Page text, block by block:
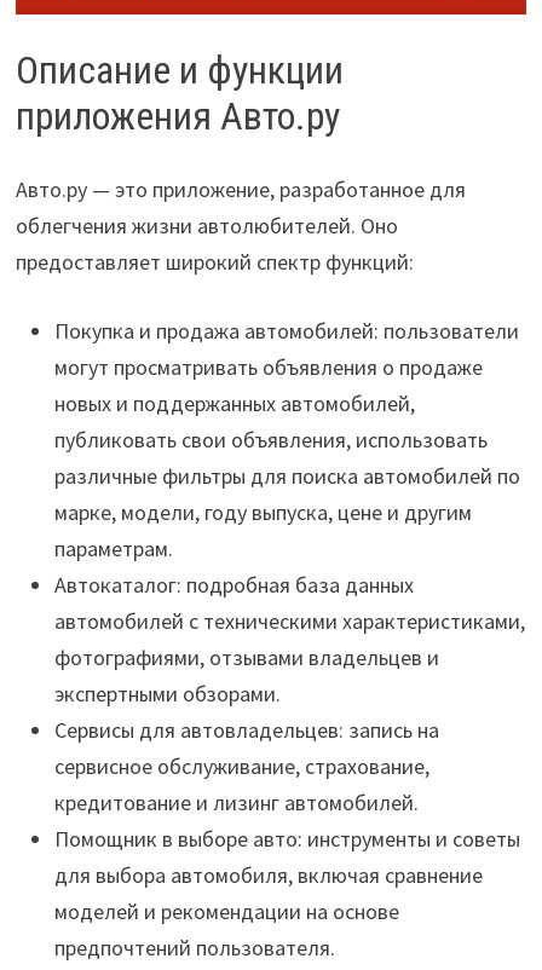
Описание и функции
приложения Авто.ру
Авто.ру — это приложение, разработанное для
облегчения жизни автолюбителей. Оно
предоставляет широкий спектр функций:
Покупка и продажа автомобилей: пользователи
могут просматривать объявления о продаже
новых и поддержанных автомобилей,
публиковать свои объявления, использовать
различные фильтры для поиска автомобилей по
марке, модели, году выпуска, цене и другим
параметрам.
Автокаталог: подробная база данных
автомобилей с техническими характеристиками,
фотографиями, отзывами владельцев и
экспертными обзорами.
Сервисы для автовладельцев: запись на
сервисное обслуживание, страхование,
кредитование и лизинг автомобилей.
Помощник в выборе авто: инструменты и советы
для выбора автомобиля, включая сравнение
моделей и рекомендации на основе
предпочтений пользователя.